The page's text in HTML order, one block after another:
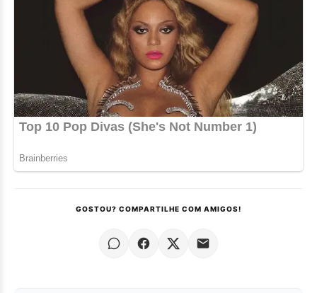
GOSTOU? COMPARTILHE COM AMIGOS!